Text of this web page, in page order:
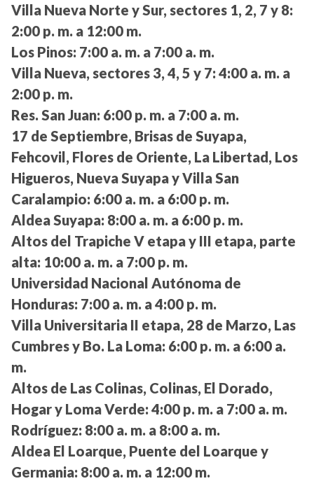
Villa Nueva Norte y Sur, sectores 1, 2, 7 y 8:
2:00 p. m. a 12:00 m.
Los Pinos: 7:00 a. m. a 7:00 a. m.
Villa Nueva, sectores 3, 4, 5 y 7: 4:00 a. m. a
2:00 p. m.
Res. San Juan: 6:00 p. m. a 7:00 a. m.
17 de Septiembre, Brisas de Suyapa,
Fehcovil, Flores de Oriente, La Libertad, Los
Higueros, Nueva Suyapa y Villa San
Caralampio: 6:00 a. m. a 6:00 p. m.
Aldea Suyapa: 8:00 a. m. a 6:00 p. m.
Altos del Trapiche V etapa y III etapa, parte
alta: 10:00 a. m. a 7:00 p. m.
Universidad Nacional Autónoma de
Honduras: 7:00 a. m. a 4:00 p. m.
Villa Universitaria II etapa, 28 de Marzo, Las
Cumbres y Bo. La Loma: 6:00 p. m. a 6:00 a.
m.
Altos de Las Colinas, Colinas, El Dorado,
Hogar y Loma Verde: 4:00 p. m. a 7:00 a. m.
Rodríguez: 8:00 a. m. a 8:00 a. m.
Aldea El Loarque, Puente del Loarque y
Germania: 8:00 a. m. a 12:00 m.